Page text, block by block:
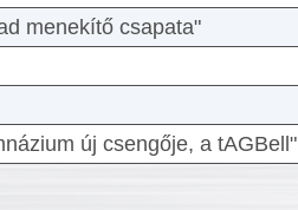
menekítő csapata"
új csengője, a tAGBell"